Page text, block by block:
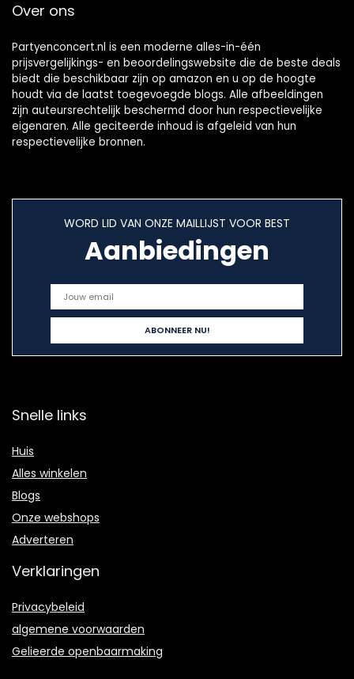
Over ons
Partyenconcert.nl is een moderne alles-in-één
prijsvergelijkings- en beoordelingswebsite die de beste deals
biedt die beschikbaar zijn op amazon en u op de hoogte
houdt via de laatst toegevoegde blogs. Alle afbeeldingen
zijn auteursrechtelijk beschermd door hun respectievelijke
eigenaren. Alle geciteerde inhoud is afgeleid van hun
respectievelijke bronnen.
WORD LID VAN ONZE MAILLIJST VOOR BEST
Aanbiedingen
Snelle links
Huis
Alles winkelen
Blogs
Onze webshops
Adverteren
Verklaringen
Privacybeleid
algemene voorwaarden
Gelieerde openbaarmaking